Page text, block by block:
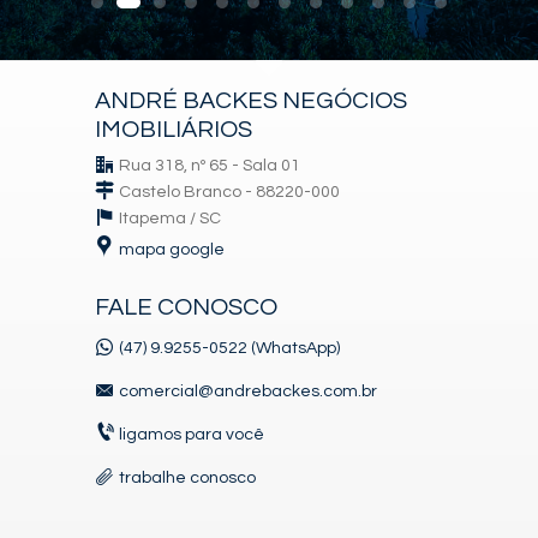
ANDRÉ BACKES NEGÓCIOS
IMOBILIÁRIOS
Rua 318, nº 65 - Sala 01
Castelo Branco - 88220-000
Itapema / SC
mapa google
FALE CONOSCO
(47) 9.9255-0522 (WhatsApp)
comercial@andrebackes.com.br
ligamos para você
trabalhe conosco